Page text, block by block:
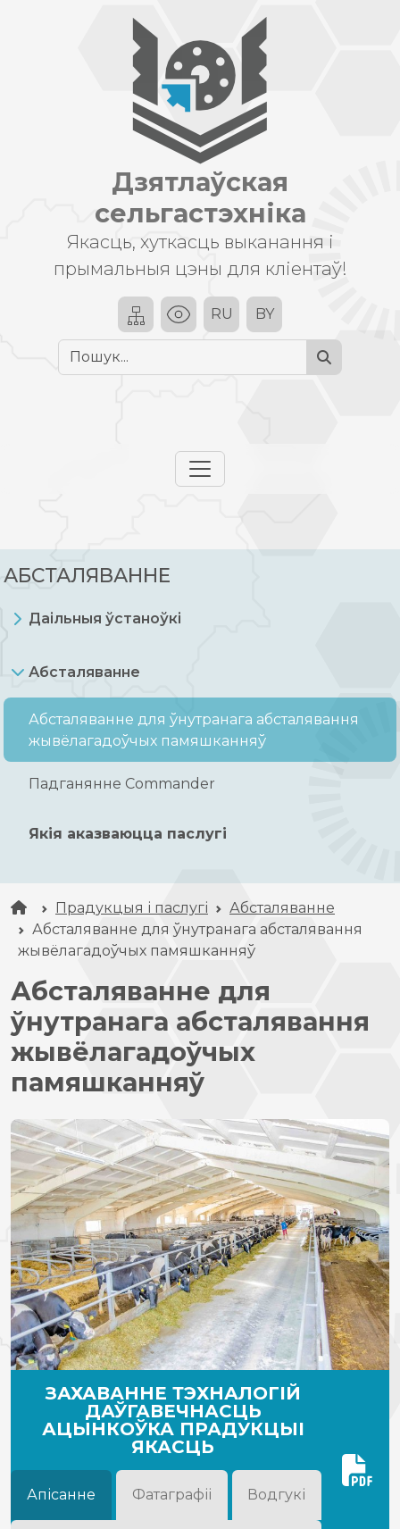
Дзятлаўская
сельгастэхніка
Якасць, хуткасць выканання і
прымальныя цэны для кліентаў!
RU BY
АБСТАЛЯВАННЕ
Даільныя ўстаноўкі
Абсталяванне
Абсталяванне для ўнутранага абсталявання
жывёлагадоўчых памяшканняў
Падганянне Commander
Якія аказваюцца паслугі
Прадукцыя і паслугі
Абсталяванне
Абсталяванне для ўнутранага абсталявання
жывёлагадоўчых памяшканняў
Абсталяванне для
ўнутранага абсталявання
жывёлагадоўчых
памяшканняў
ЗАХАВАННЕ ТЭХНАЛОГІЙ
ДАЎГАВЕЧНАСЦЬ
АЦЫНКОЎКА ПРАДУКЦЫІ
ЯКАСЦЬ
Апісанне Фатаграфіі Водгукі